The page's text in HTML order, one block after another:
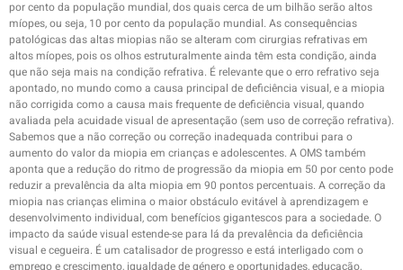
por cento da população mundial, dos quais cerca de um bilhão serão altos
míopes, ou seja, 10 por cento da população mundial. As consequências
patológicas das altas miopias não se alteram com cirurgias refrativas em
altos míopes, pois os olhos estruturalmente ainda têm esta condição, ainda
que não seja mais na condição refrativa. É relevante que o erro refrativo seja
apontado, no mundo como a causa principal de deficiência visual, e a miopia
não corrigida como a causa mais frequente de deficiência visual, quando
avaliada pela acuidade visual de apresentação (sem uso de correção refrativa).
Sabemos que a não correção ou correção inadequada contribui para o
aumento do valor da miopia em crianças e adolescentes. A OMS também
aponta que a redução do ritmo de progressão da miopia em 50 por cento pode
reduzir a prevalência da alta miopia em 90 pontos percentuais. A correção da
miopia nas crianças elimina o maior obstáculo evitável à aprendizagem e
desenvolvimento individual, com benefícios gigantescos para a sociedade. O
impacto da saúde visual estende-se para lá da prevalência da deficiência
visual e cegueira. É um catalisador de progresso e está interligado com o
emprego e crescimento, igualdade de género e oportunidades, educação,